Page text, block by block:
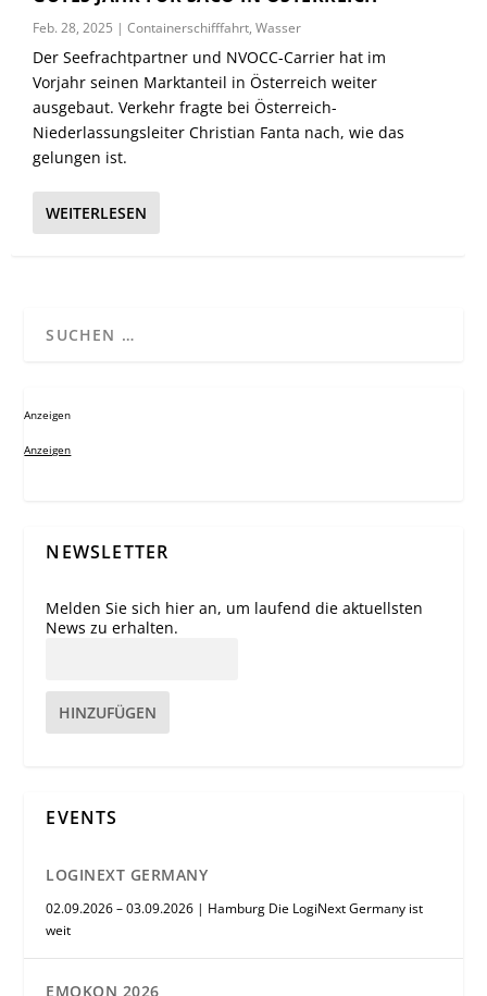
Feb. 28, 2025 |Containerschifffahrt,Wasser
Der Seefrachtpartner und NVOCC-Carrier hat im
Vorjahr seinen Marktanteil in Österreich weiter
ausgebaut. Verkehr fragte bei Österreich-
Niederlassungsleiter Christian Fanta nach, wie das
gelungen ist.
WEITERLESEN
Anzeigen
Anzeigen
NEWSLETTER
Melden Sie sich hier an, um laufend die aktuellsten
News zu erhalten.
HINZUFÜGEN
EVENTS
LOGINEXT GERMANY
02.09.2026 – 03.09.2026 | Hamburg Die LogiNext Germany ist
weit
EMOKON 2026